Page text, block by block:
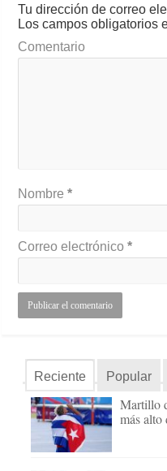
Tu dirección de correo
Los campos obligatorios
Comentario
Nombre*
Correo electrónico*
Reciente Popular
Martillo
más